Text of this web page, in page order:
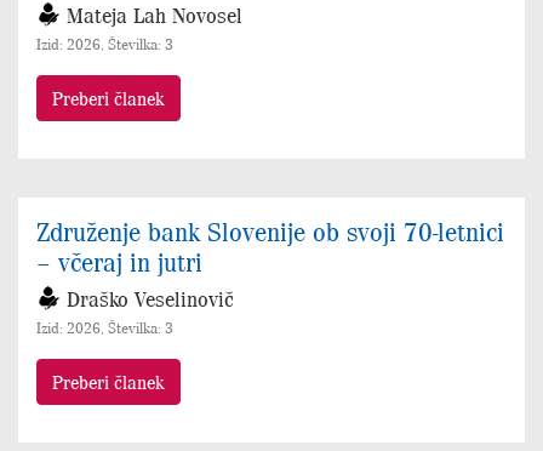
Mateja Lah Novosel
Izid: 2026, Številka: 3
Preberi članek
Združenje bank Slovenije ob svoji 70-letnici
– včeraj in jutri
Draško Veselinovič
Izid: 2026, Številka: 3
Preberi članek